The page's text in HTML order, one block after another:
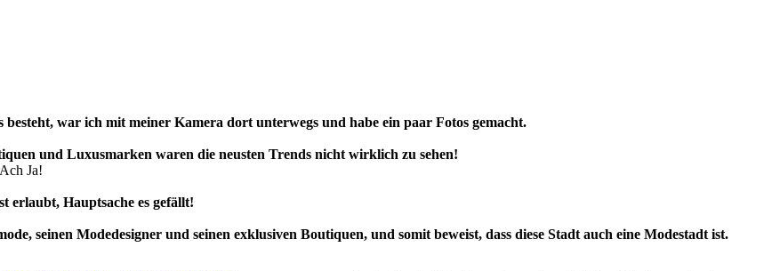
war ich mit meiner Kamera dort unterwegs und habe ein paar Fotos gemacht.
und Luxusmarken waren die neusten Trends nicht wirklich zu sehen!
Ja!
erlaubt, Hauptsache es gefällt!
seinen Modedesigner und seinen exklusiven Boutiquen, und somit beweist, dass diese Stadt auch eine Modestadt ist.